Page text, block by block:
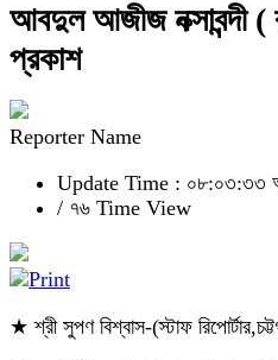
আবদুল আজীজ নক্সাবন্দী (
প্রকাশ
Reporter Name
Update Time : ০৮:০৩:৩৩
/ ৭৬ Time View
★ শ্রী সুপণ বিশ্বাস-(স্টাফ